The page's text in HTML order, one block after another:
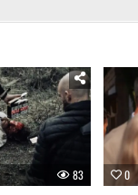
83 0